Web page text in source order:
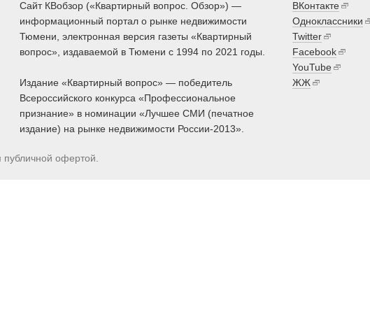
Сайт КВобзор («Квартирный вопрос. Обзор») —
информационный портал о рынке недвижимости
Тюмени, электронная версия газеты «Квартирный
вопрос», издаваемой в Тюмени с 1994 по 2021 годы.
Издание «Квартирный вопрос» — победитель
Всероссийского конкурса «Профессиональное
признание» в номинации «Лучшее СМИ (печатное
издание) на рынке недвижимости России-2013».
ВКонтакте
Одноклассники
Twitter
Facebook
YouTube
ЖЖ
офертой.